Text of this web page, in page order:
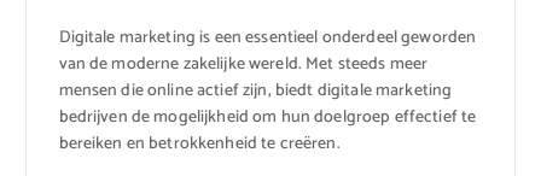
Digitale marketing is een essentieel onderdeel geworden
van de moderne zakelijke wereld. Met steeds meer
mensen die online actief zijn, biedt digitale marketing
bedrijven de mogelijkheid om hun doelgroep effectief te
bereiken en betrokkenheid te creëren.